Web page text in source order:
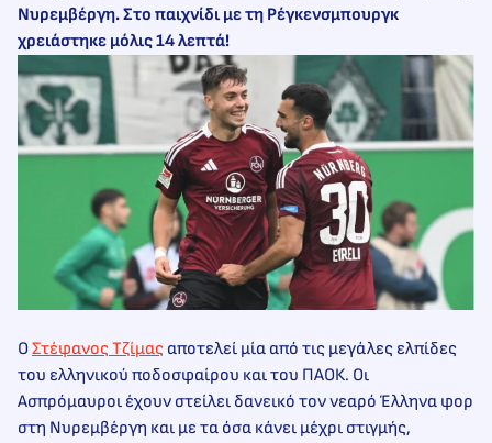
Νυρεμβέργη. Στο παιχνίδι με τη Ρέγκενσμπουργκ
χρειάστηκε μόλις 14 λεπτά!
ΟΣτέφανος Τζίμας αποτελεί μία από τις μεγάλες ελπίδες
του ελληνικού ποδοσφαίρου και του ΠΑΟΚ. Οι
Ασπρόμαυροι έχουν στείλει δανεικό τον νεαρό Έλληνα φορ
στη Νυρεμβέργη και με τα όσα κάνει μέχρι στιγμής,